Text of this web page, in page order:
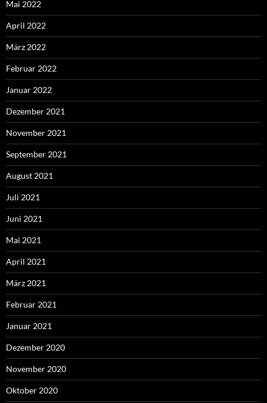
Mai 2022
April 2022
März 2022
Februar 2022
Januar 2022
Dezember 2021
November 2021
September 2021
August 2021
Juli 2021
Juni 2021
Mai 2021
April 2021
März 2021
Februar 2021
Januar 2021
Dezember 2020
November 2020
Oktober 2020